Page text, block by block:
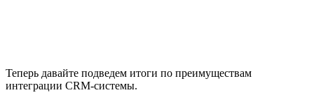
Теперь давайте подведем итоги по преимуществам
интеграции CRM-системы.